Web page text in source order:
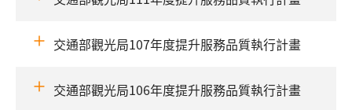
交通部觀光局107年度提升服務品質執行計畫
交通部觀光局106年度提升服務品質執行計畫